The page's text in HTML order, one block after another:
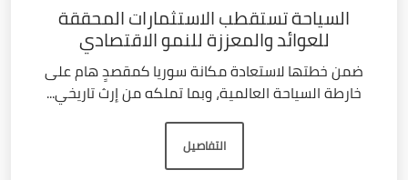
السياحة تستقطب الاستثمارات المحققة
للعوائد والمعززة للنمو الاقتصادي
ضمن خطتها لاستعادة مكانة سوريا كمقصدٍ هام على
خارطة السياحة العالمية، وبما تملكه من إرث تاريخي...
التفاصيل